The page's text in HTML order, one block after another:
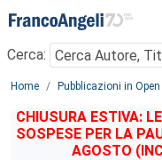
Menu
Cerca:
Main content
Home Pubblicazioni in
CHIUSURA ESTIVA:
SOSPESE PER LA
AGOSTO